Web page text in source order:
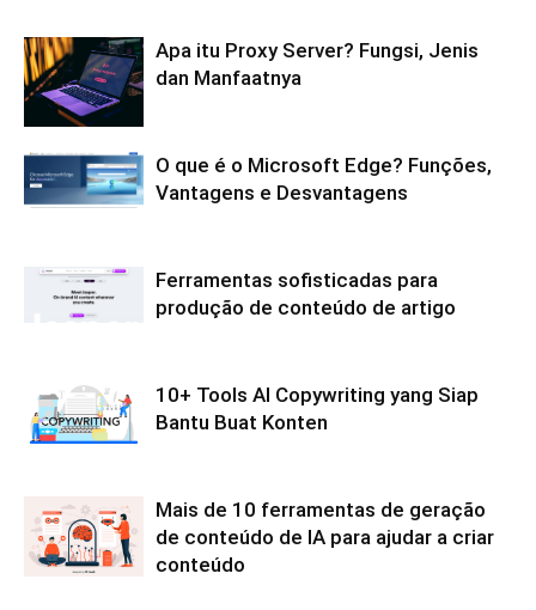
Apa itu Proxy Server? Fungsi, Jenis
dan Manfaatnya
O que é o Microsoft Edge? Funções,
Vantagens e Desvantagens
Ferramentas sofisticadas para
produção de conteúdo de artigo
10+ Tools AI Copywriting yang Siap
Bantu Buat Konten
Mais de 10 ferramentas de geração
de conteúdo de IA para ajudar a criar
conteúdo